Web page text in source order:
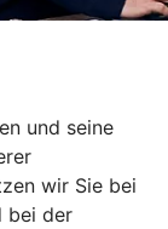
und seine
wir Sie bei
bei der